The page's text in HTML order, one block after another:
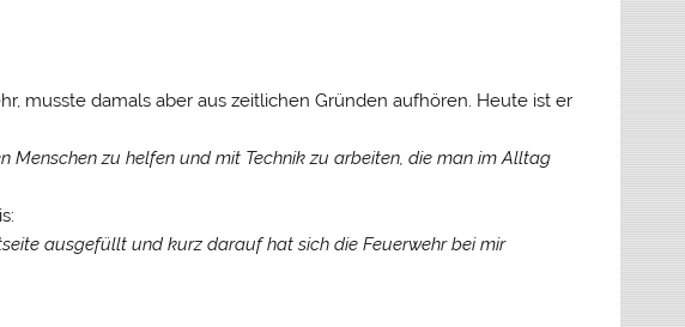
musste damals aber aus zeitlichen Gründen aufhören. Heute ist er
Menschen zu helfen und mit Technik zu arbeiten, die man im Alltag
ausgefüllt und kurz darauf hat sich die Feuerwehr bei mir